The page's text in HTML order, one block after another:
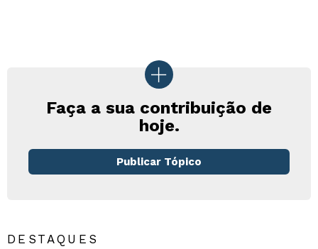
Faça a sua contribuição de
hoje.
Publicar Tópico
DESTAQUES